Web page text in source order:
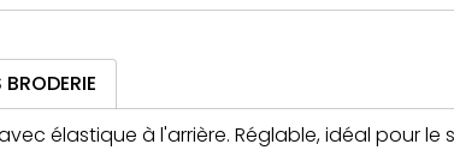
élastique à l'arrière. Réglable, idéal pour le